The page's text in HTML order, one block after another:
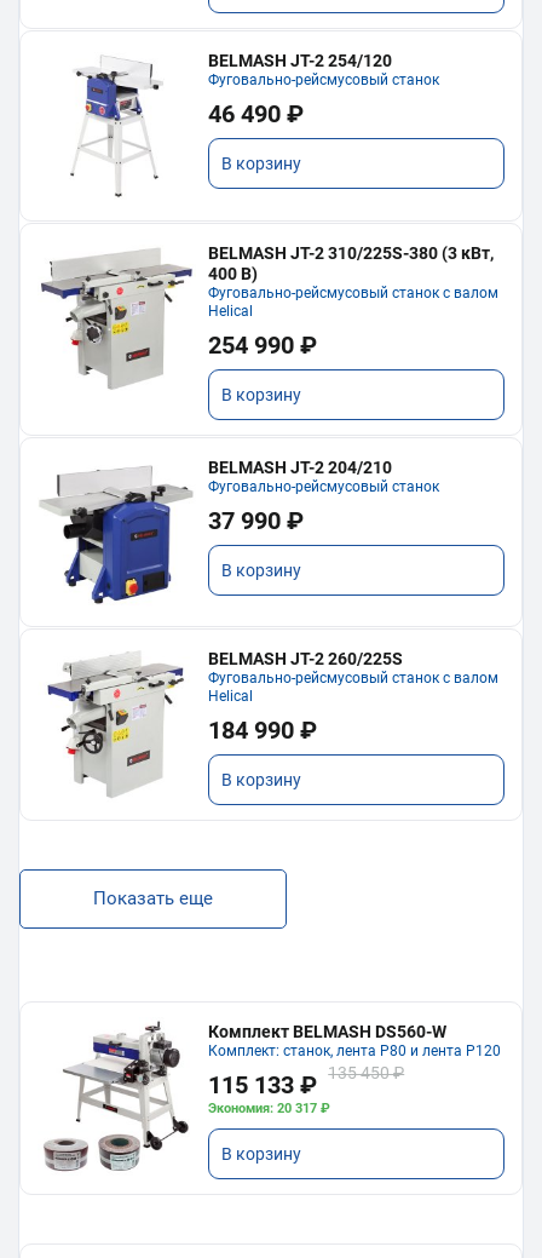
BELMASH JT-2 254/120
Фуговально-рейсмусовый станок
46 490 ₽
В корзину
BELMASH JT-2 310/225S-380 (3 кВт,
400 В)
Фуговально-рейсмусовый станок с валом
Helical
254 990 ₽
В корзину
BELMASH JT-2 204/210
Фуговально-рейсмусовый станок
37 990 ₽
В корзину
BELMASH JT-2 260/225S
Фуговально-рейсмусовый станок с валом
Helical
184 990 ₽
В корзину
Показать еще
Комплект BELMASH DS560-W
Комплект: станок, лента P80 и лента P120
115 133 ₽ 135 450 ₽
Экономия: 20 317 ₽
В корзину